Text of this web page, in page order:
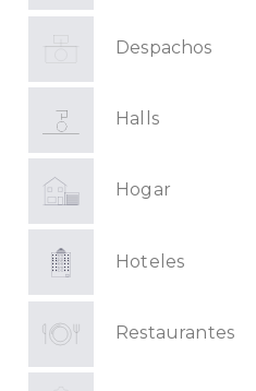
Despachos
Halls
Hogar
Hoteles
Restaurantes